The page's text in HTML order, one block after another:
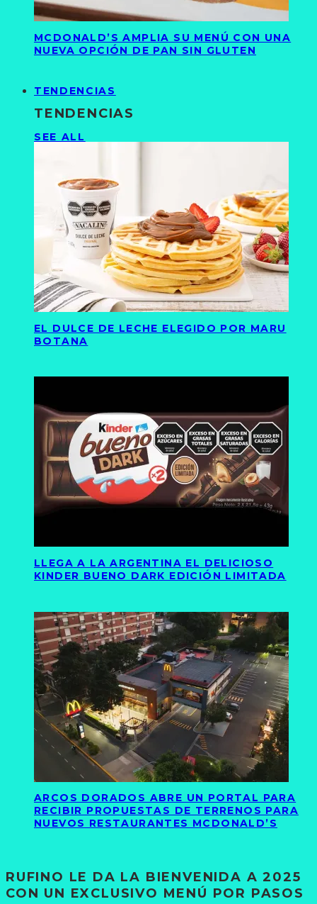
MCDONALD’S AMPLIA SU MENÚ CON UNA
NUEVA OPCIÓN DE PAN SIN GLUTEN
TENDENCIAS
TENDENCIAS
SEE ALL
EL DULCE DE LECHE ELEGIDO POR MARU
BOTANA
LLEGA A LA ARGENTINA EL DELICIOSO
KINDER BUENO DARK EDICIÓN LIMITADA
ARCOS DORADOS ABRE UN PORTAL PARA
RECIBIR PROPUESTAS DE TERRENOS PARA
NUEVOS RESTAURANTES MCDONALD’S
RUFINO LE DA LA BIENVENIDA A 2025
CON UN EXCLUSIVO MENÚ POR PASOS